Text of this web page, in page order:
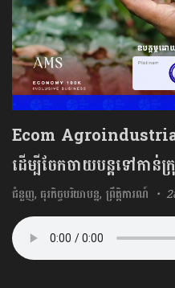
Ecom Agroindustrial
ដើម្បីចែកចាយបន្តទៅកាន់
ជំនួញ, ធុរកិច្ចបរិយាបន្ន, ព្រឹត្តិការណ៍